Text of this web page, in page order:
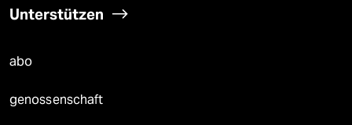
Unterstützen
abo
genossenschaft